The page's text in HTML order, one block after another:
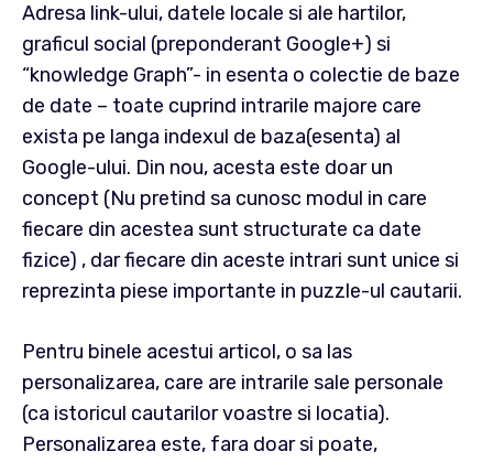
Adresa link-ului, datele locale si ale hartilor,
graficul social (preponderant Google+) si
“knowledge Graph”- in esenta o colectie de baze
de date – toate cuprind intrarile majore care
exista pe langa indexul de baza(esenta) al
Google-ului. Din nou, acesta este doar un
concept (Nu pretind sa cunosc modul in care
fiecare din acestea sunt structurate ca date
fizice) , dar fiecare din aceste intrari sunt unice si
reprezinta piese importante in puzzle-ul cautarii.
Pentru binele acestui articol, o sa las
personalizarea, care are intrarile sale personale
(ca istoricul cautarilor voastre si locatia).
Personalizarea este, fara doar si poate,